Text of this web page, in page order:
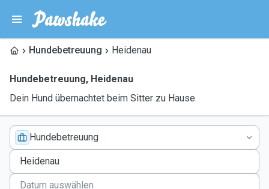
Hundebetreuung Heidenau
Hundebetreuung, Heidenau
Dein Hund übernachtet beim Sitter zu Hause
Hundebetreuung